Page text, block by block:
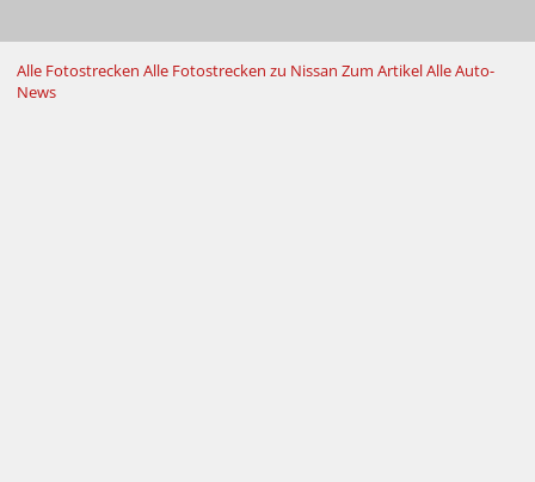
Alle Fotostrecken Alle Fotostrecken zu Nissan Zum ArtikelAlle Auto-
News